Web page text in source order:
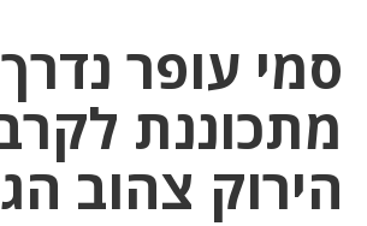
סמי עופר
מתכוננת
הירוק צהוב